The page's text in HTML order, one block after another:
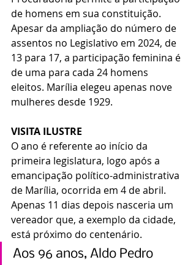
de homens em sua constituição.
Apesar da ampliação do número de
assentos no Legislativo em 2024, de
13 para 17, a participação feminina é
de uma para cada 24 homens
eleitos. Marília elegeu apenas nove
mulheres desde 1929.
VISITA ILUSTRE
O ano é referente ao início da
primeira legislatura, logo após a
emancipação político-administrativa
de Marília, ocorrida em 4 de abril.
Apenas 11 dias depois nasceria um
vereador que, a exemplo da cidade,
está próximo do centenário.
Aos 96 anos, Aldo Pedro